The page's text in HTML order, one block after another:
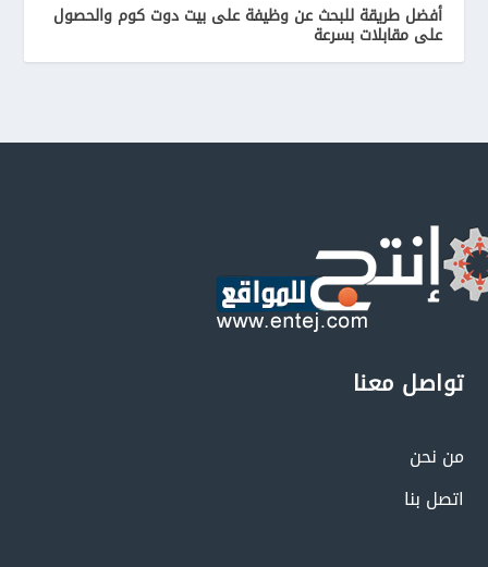
أفضل طريقة للبحث عن وظيفة على بيت دوت كوم والحصول
على مقابلات بسرعة
تواصل معنا
من نحن
اتصل بنا